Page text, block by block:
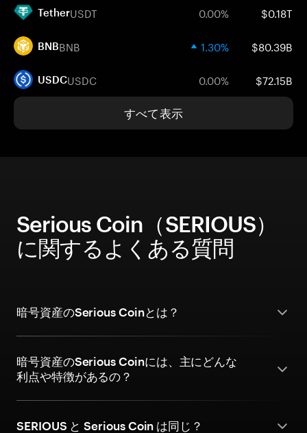
TetherUSDT 0.00% $0.18T
BNBBNB 1.30% $80.39B
USDCUSDC 0.00% $72.15B
すべて表示
Serious Coin（SERIOUS）
に関するよくある質問
暗号資産のSerious Coinとは？
暗号資産のSerious Coinには、主にどんな
利点や特徴があるの？
SERIOUS と Serious Coin は同じ？